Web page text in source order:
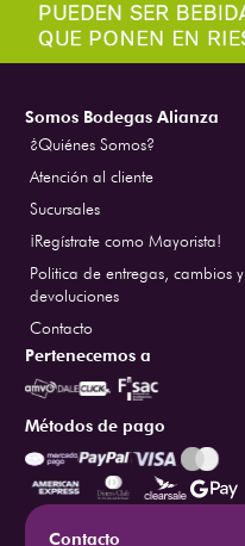
Somos Bodegas Alianza
¿Quiénes Somos?
Atención al cliente
Sucursales
¡Regístrate como Mayorista!
Politica de entregas, cambios y
devoluciones
Contacto
Pertenecemos a
Métodos de pago
Contacto